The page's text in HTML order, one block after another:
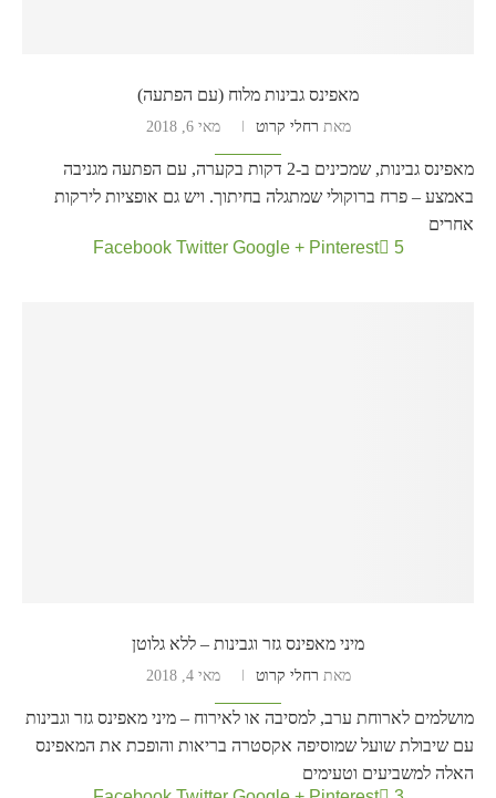
מאפינס גבינות מלוח (עם הפתעה)
מאת רחלי קרוט מאי 6, 2018
מאפינס גבינות, שמכינים ב-2 דקות בקערה, עם הפתעה מגניבה
באמצע – פרח ברוקולי שמתגלה בחיתוך. ויש גם אופציות לירקות
אחרים
5
Facebook Twitter Google + Pinterest
מיני מאפינס גזר וגבינות – ללא גלוטן
מאת רחלי קרוט מאי 4, 2018
מושלמים לארוחת ערב, למסיבה או לאירוח – מיני מאפינס גזר וגבינות
עם שיבולת שועל שמוסיפה אקסטרה בריאות והופכת את המאפינס
האלה למשביעים וטעימים